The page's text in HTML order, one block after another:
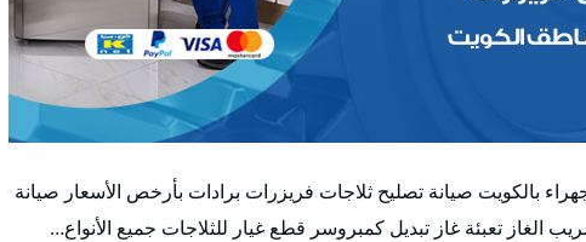
بالكويت صيانة تصليح ثلاجات فريزرات برادات بأرخص الأسعار صيانة
الغاز تعبئة غاز تبديل كمبروسر قطع غيار للثلاجات جميع الأنواع…